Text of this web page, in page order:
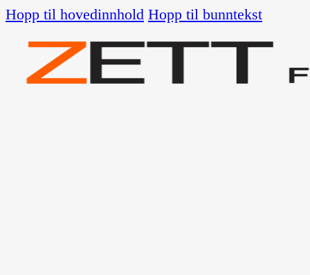
Hopp til hovedinnhold Hopp til bunntekst